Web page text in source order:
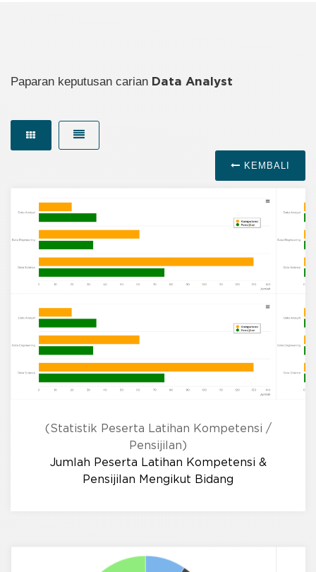
Paparan keputusan carian Data Analyst
KEMBALI
(Statistik Peserta Latihan Kompetensi /
Pensijilan)
Jumlah Peserta Latihan Kompetensi &
Pensijilan Mengikut Bidang